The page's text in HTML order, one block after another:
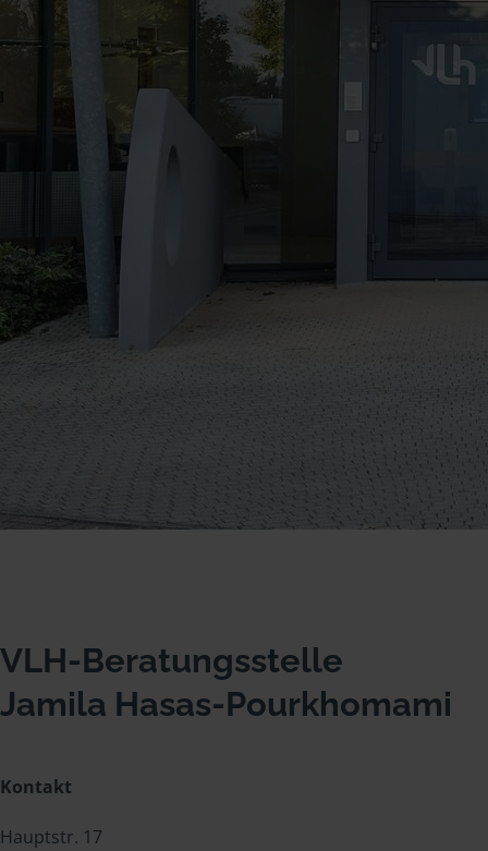
VLH-Beratungsstelle
Jamila Hasas-Pourkhomami
Kontakt
Hauptstr. 17